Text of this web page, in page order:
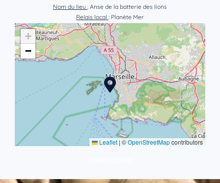
Nom du lieu : Anse de la batterie des lions
Relais local : Planète Mer
+
−
Leaflet |©OpenStreetMapcontributors